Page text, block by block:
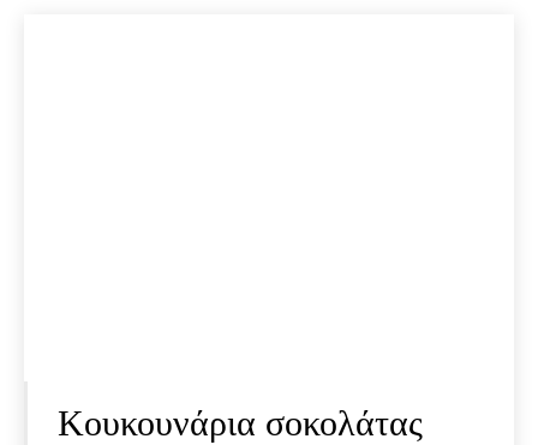
Κουκουνάρια σοκολάτας